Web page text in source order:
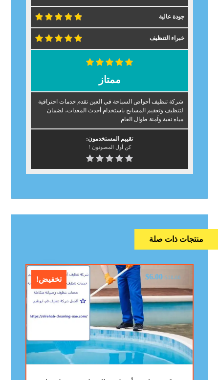
جودة عالية
خبراء التنظيف
ممتاز
شركة تنظيف أحواض السباحة في العين تقدم خدمات احترافية
لتنظيف وتعقيم المسابح باستخدام أحدث المعدات، لضمان
مياه نقية وآمنة طوال العام
تقييم المستخدمون:
كن أول المصوتون !
منتجات ذات صلة
تخفيض! $10.00
$6.00